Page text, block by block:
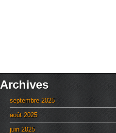
Archives
septembre 2025
août 2025
juin 2025